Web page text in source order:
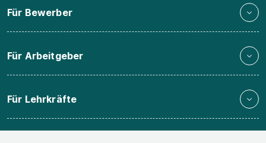
Für Bewerber
Für Arbeitgeber
Für Lehrkräfte